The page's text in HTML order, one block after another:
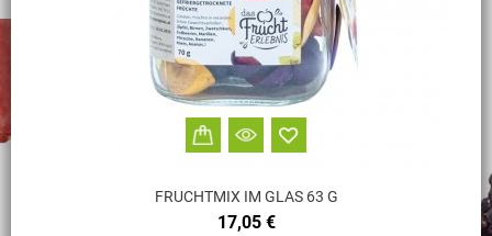
FRUCHTMIX IM GLAS 63 G
Preis
17,05 €